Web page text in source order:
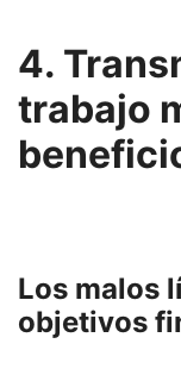
4.
trabajo
Los malos
objetivos